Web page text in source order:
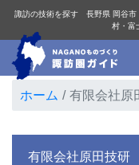
諏訪の技術を探す 長野県 岡谷市
村・富
ホーム 有限会社原
有限会社原田技研